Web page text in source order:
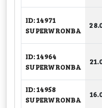
ID: 14971
SUPERWRONBA
ID: 14964
SUPERWRONBA
ID: 14958
SUPERWRONBA